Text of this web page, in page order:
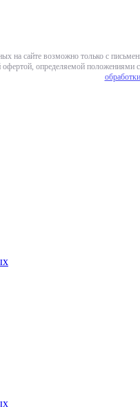
на сайте возможно только с
определяемой положениями